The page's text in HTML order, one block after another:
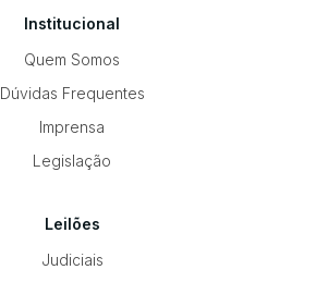
Institucional
Quem Somos
Dúvidas Frequentes
Imprensa
Legislação
Leilões
Judiciais